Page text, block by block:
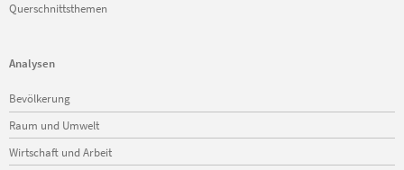
Querschnittsthemen
Analysen
Navigation
überspringen
Bevölkerung
Raum und Umwelt
Wirtschaft und Arbeit